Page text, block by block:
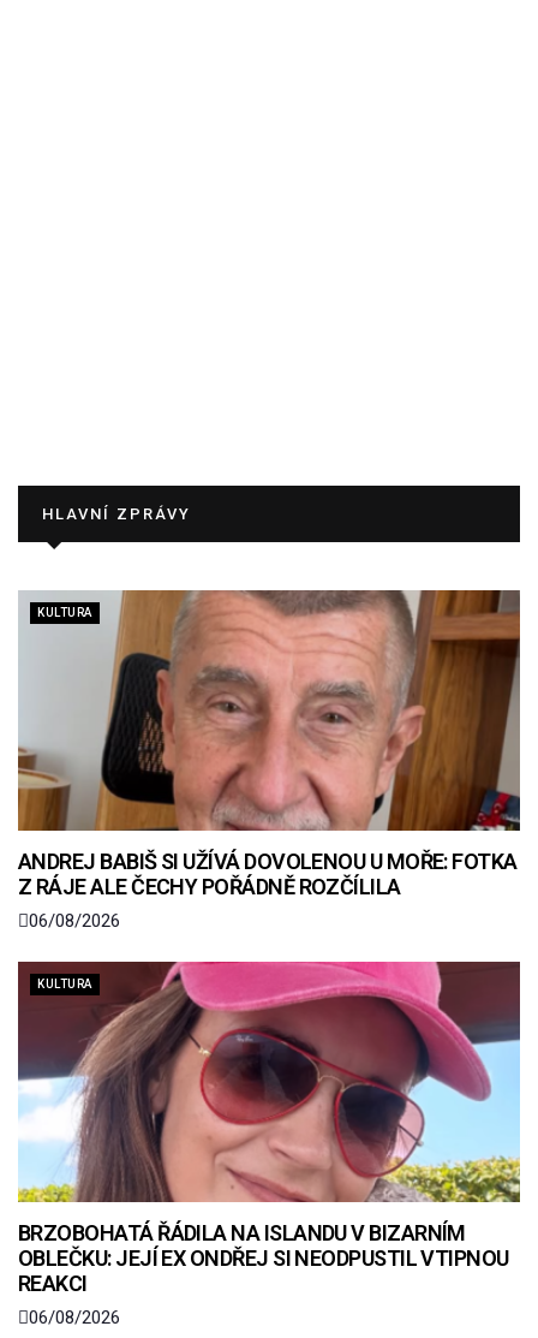
HLAVNÍ ZPRÁVY
KULTURA
ANDREJ BABIŠ SI UŽÍVÁ DOVOLENOU U MOŘE: FOTKA
Z RÁJE ALE ČECHY POŘÁDNĚ ROZČÍLILA
06/08/2026
KULTURA
BRZOBOHATÁ ŘÁDILA NA ISLANDU V BIZARNÍM
OBLEČKU: JEJÍ EX ONDŘEJ SI NEODPUSTIL VTIPNOU
REAKCI
06/08/2026